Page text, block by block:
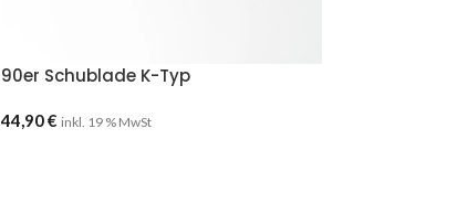
90er Schublade K-Typ
44,90€ inkl. 19 % MwSt